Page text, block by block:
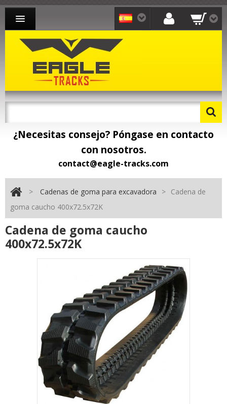
CADENAS PARA EXCAVADORA
CADENAS PARA CARGADORA
CADENAS PARA TRANSPORTISTA
¿Necesitas consejo? Póngase en contacto
con nosotros.
contact@eagle-tracks.com
> Cadenas de goma para excavadora >
Cadena de
goma caucho 400x72.5x72K
Cadena de goma caucho
400x72.5x72K